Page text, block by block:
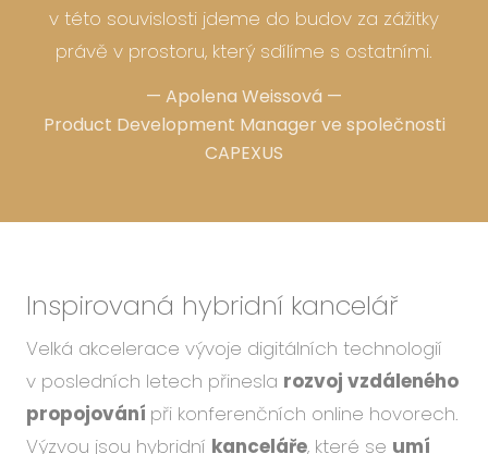
v této souvislosti jdeme do budov za zážitky
právě v prostoru, který sdílíme s ostatními.
— Apolena Weissová —
Product Development Manager ve společnosti
CAPEXUS
Inspirovaná hybridní kancelář
Velká akcelerace vývoje digitálních technologií
v posledních letech přinesla rozvoj vzdáleného
propojování při konferenčních online hovorech.
Výzvou jsou hybridní kanceláře, které se umí